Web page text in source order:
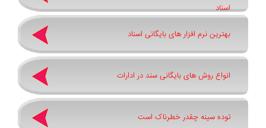
اسناد
بهترین نرم ‌افزار های بایگانی اسناد
انواع روش های بایگانی سند در ادارات
توده سینه چقدر خطرناک است